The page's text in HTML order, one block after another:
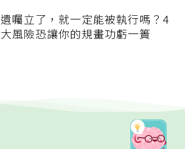
遺囑立了，就一定能被執行嗎？4
大風險恐讓你的規畫功虧一簣